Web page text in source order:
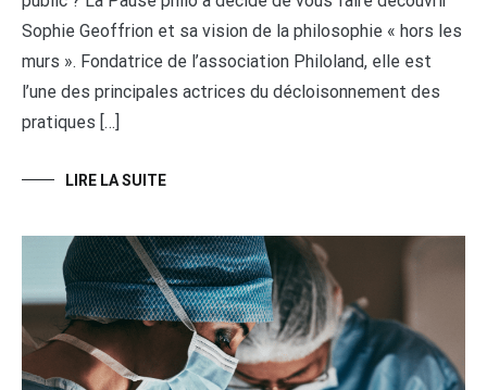
Sophie Geoffrion et sa vision de la philosophie « hors les
murs ». Fondatrice de l’association Philoland, elle est
l’une des principales actrices du décloisonnement des
pratiques […]
LIRE LA SUITE